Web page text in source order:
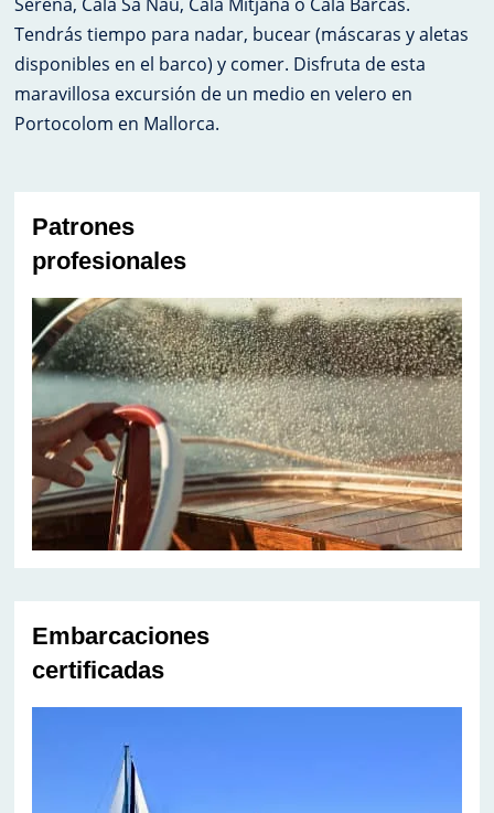
Tendrás tiempo para nadar, bucear (máscaras y aletas
disponibles en el barco) y comer. Disfruta de esta
maravillosa excursión de un medio en velero en
Portocolom en Mallorca.
Patrones
profesionales
Embarcaciones
certificadas